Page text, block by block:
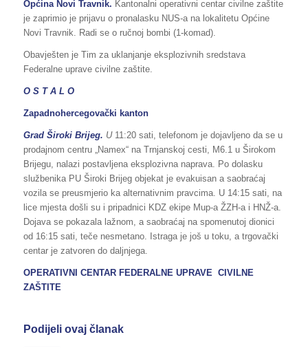
Općina Novi Travnik. Kantonalni operativni centar civilne zaštite
je zaprimio je prijavu o pronalasku NUS-a na lokalitetu Općine
Novi Travnik. Radi se o ručnoj bombi (1-komad).
Obavješten je Tim za uklanjanje eksplozivnih sredstava
Federalne uprave civilne zaštite.
O S T A L O
Zapadnohercegovački kanton
Grad Široki Brijeg. U11:20 sati, telefonom je dojavljeno da se u
prodajnom centru „Namex“ na Trnjanskoj cesti, M6.1 u Širokom
Brijegu, nalazi postavljena eksplozivna naprava. Po dolasku
službenika PU Široki Brijeg objekat je evakuisan a saobraćaj
vozila se preusmjerio ka alternativnim pravcima. U 14:15 sati, na
lice mjesta došli su i pripadnici KDZ ekipe Mup-a ŽZH-a i HNŽ-a.
Dojava se pokazala lažnom, a saobraćaj na spomenutoj dionici
od 16:15 sati, teče nesmetano. Istraga je još u toku, a trgovački
centar je zatvoren do daljnjega.
OPERATIVNI CENTAR FEDERALNE UPRAVE CIVILNE
ZAŠTITE
Podijeli ovaj članak